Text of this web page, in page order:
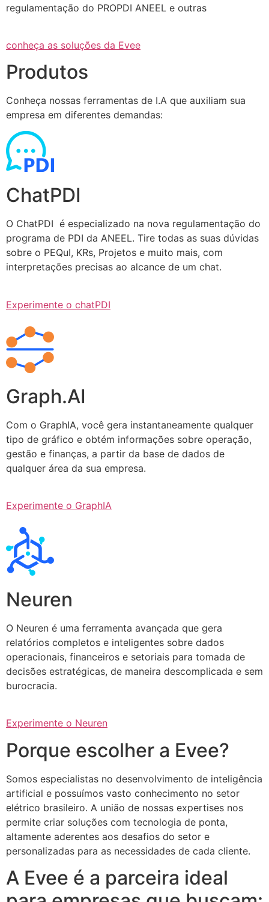
regulamentação do PROPDI ANEEL e outras
conheça as soluções da Evee
Produtos
Conheça nossas ferramentas de I.A que auxiliam sua
empresa em diferentes demandas:
ChatPDI
O ChatPDI é especializado na nova regulamentação do
programa de PDI da ANEEL. Tire todas as suas dúvidas
sobre o PEQuI, KRs, Projetos e muito mais, com
interpretações precisas ao alcance de um chat.
Experimente o chatPDI
Graph.AI
Com o GraphIA, você gera instantaneamente qualquer
tipo de gráfico e obtém informações sobre operação,
gestão e finanças, a partir da base de dados de
qualquer área da sua empresa.
Experimente o GraphIA
Neuren
O Neuren é uma ferramenta avançada que gera
relatórios completos e inteligentes sobre dados
operacionais, financeiros e setoriais para tomada de
decisões estratégicas, de maneira descomplicada e sem
burocracia.
Experimente o Neuren
Porque escolher a Evee?
Somos especialistas no desenvolvimento de inteligência
artificial e possuímos vasto conhecimento no setor
elétrico brasileiro. A união de nossas expertises nos
permite criar soluções com tecnologia de ponta,
altamente aderentes aos desafios do setor e
personalizadas para as necessidades de cada cliente.
A Evee é a parceira ideal